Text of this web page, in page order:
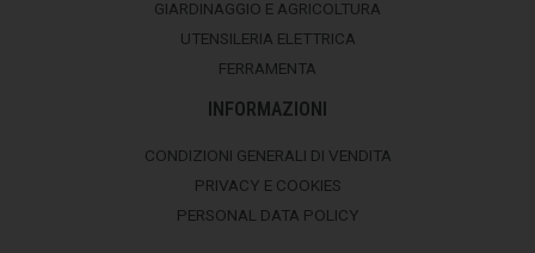
GIARDINAGGIO E AGRICOLTURA
UTENSILERIA ELETTRICA
FERRAMENTA
INFORMAZIONI
CONDIZIONI GENERALI DI VENDITA
PRIVACY E COOKIES
PERSONAL DATA POLICY